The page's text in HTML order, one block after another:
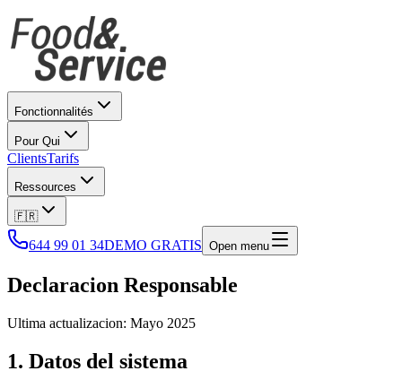
Fonctionnalités
Pour Qui
ClientsTarifs
Ressources
🇫🇷
644 99 01 34DEMO GRATIS Open menu
Declaracion Responsable
Ultima actualizacion: Mayo 2025
1. Datos del sistema